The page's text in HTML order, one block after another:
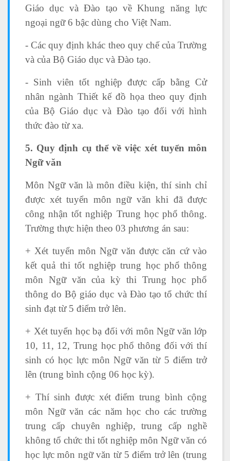
Giáo dục và Đào tạo về Khung năng lực
ngoại ngữ 6 bậc dùng cho Việt Nam.
- Các quy định khác theo quy chế của Trường
và của Bộ Giáo dục và Đào tạo.
- Sinh viên tốt nghiệp được cấp bằng Cử
nhân ngành Thiết kế đồ họa theo quy định
của Bộ Giáo dục và Đào tạo đối với hình
thức đào từ xa.
5. Quy định cụ thể về việc xét tuyển môn
Ngữ văn
Môn Ngữ văn là môn điều kiện, thí sinh chỉ
được xét tuyển môn ngữ văn khi đã được
công nhận tốt nghiệp Trung học phổ thông.
Trường thực hiện theo 03 phương án sau:
+ Xét tuyển môn Ngữ văn được căn cứ vào
kết quả thi tốt nghiệp trung học phổ thông
môn Ngữ văn của kỳ thi Trung học phổ
thông do Bộ giáo dục và Đào tạo tổ chức thí
sinh đạt từ 5 điểm trở lên.
+ Xét tuyển học bạ đối với môn Ngữ văn lớp
10, 11, 12, Trung học phổ thông đối với thí
sinh có học lực môn Ngữ văn từ 5 điểm trở
lên (trung bình cộng 06 học kỳ).
+ Thí sinh được xét điểm trung bình cộng
môn Ngữ văn các năm học cho các trường
trung cấp chuyên nghiệp, trung cấp nghề
không tổ chức thi tốt nghiệp môn Ngữ văn có
học lực môn ngữ văn từ 5 điểm trở lên (trung